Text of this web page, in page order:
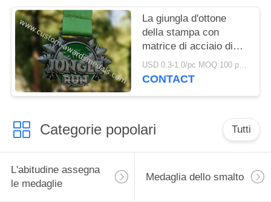
La giungla d'ottone
della stampa con
matrice di acciaio di
festival esegue le
medaglie dei premi
USD 0.3-1.0/pc MOQ:100 pc per progettazione
CONTACT
Categorie popolari Tutti
L'abitudine assegna
le medaglie
Medaglia dello smalto